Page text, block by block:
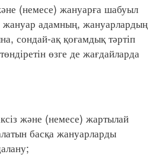
(немесе) жануарға шабуыл
жануар адамның, жануарлардың
сондай-ақ қоғамдық тәртіп
өзге де жағдайларда
және (немесе) жартылай
басқа жануарларды